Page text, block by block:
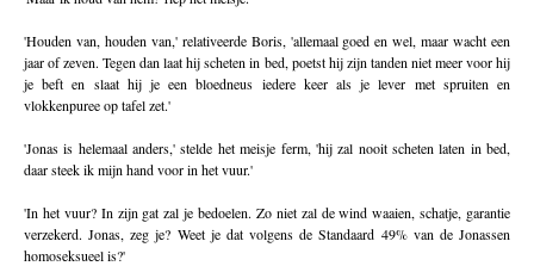
'Houden van, houden van,' relativeerde Boris, 'allemaal goed en wel, maar wacht een
jaar of zeven. Tegen dan laat hij scheten in bed, poetst hij zijn tanden niet meer voor hij
je beft en slaat hij je een bloedneus iedere keer als je lever met spruiten en
vlokkenpuree op tafel zet.'
'Jonas is helemaal anders,' stelde het meisje ferm, 'hij zal nooit scheten laten in bed,
daar steek ik mijn hand voor in het vuur.'
'In het vuur? In zijn gat zal je bedoelen. Zo niet zal de wind waaien, schatje, garantie
verzekerd. Jonas, zeg je? Weet je dat volgens de Standaard 49% van de Jonassen
homoseksueel is?'